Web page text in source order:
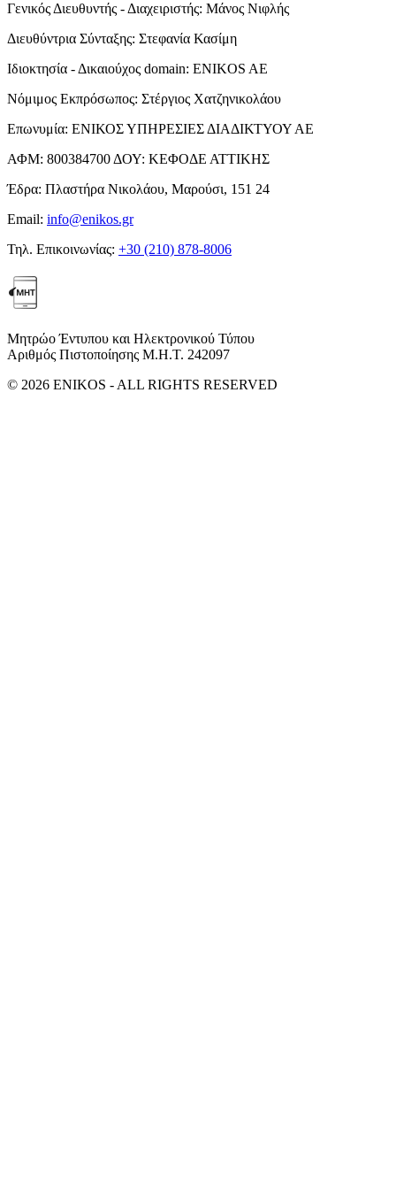
Γενικός Διευθυντής - Διαχειριστής: Μάνος Νιφλής
Διευθύντρια Σύνταξης: Στεφανία Κασίμη
Ιδιοκτησία - Δικαιούχος domain: ENIKOS AE
Νόμιμος Εκπρόσωπος: Στέργιος Χατζηνικολάου
Επωνυμία: ΕΝΙΚΟΣ ΥΠΗΡΕΣΙΕΣ ΔΙΑΔΙΚΤΥΟΥ ΑΕ
ΑΦΜ: 800384700 ΔΟΥ: ΚΕΦΟΔΕ ΑΤΤΙΚΗΣ
Έδρα: Πλαστήρα Νικολάου, Μαρούσι, 151 24
Email: info@enikos.gr
Τηλ. Επικοινωνίας: +30 (210) 878-8006
Μητρώο Έντυπου και Ηλεκτρονικού Τύπου
Αριθμός Πιστοποίησης Μ.Η.Τ. 242097
© 2026 ENIKOS - ALL RIGHTS RESERVED